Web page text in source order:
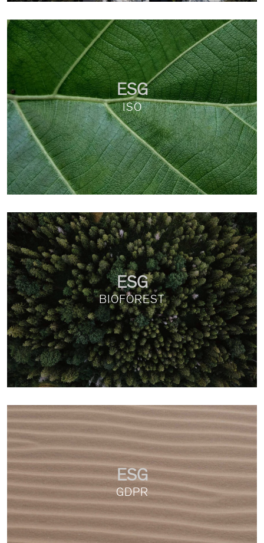
ESG
ISO
ESG
BIOFOREST
ESG
GDPR